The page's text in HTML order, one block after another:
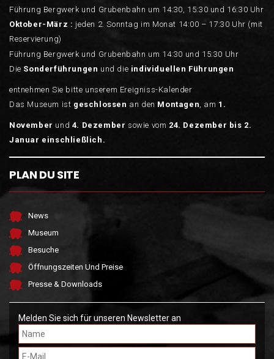
Führung Bergwerk und Grubenbahn um 14:30, 15:30 und 16:30 Uhr
Oktober-März : jeden 2. Sonntag im Monat 14:00 – 17:30 Uhr (mit
Reservierung)
Führung Bergwerk und Grubenbahn um 14:30 und 15:30 Uhr
Die Sonderführungen und die individuellen Führungen
entnehmen Sie bitte unserem Ereigniss-Kalender
Das Museum ist geschlossen an den Montagen, am 1.
November und 4. Dezember sowie vom 24. Dezember bis 2.
Januar einschließlich.
PLAN DU SITE
News
Museum
Besuche
Öffnungszeiten Und Preise
Presse & Downloads
Melden Sie sich für unseren Newsletter an